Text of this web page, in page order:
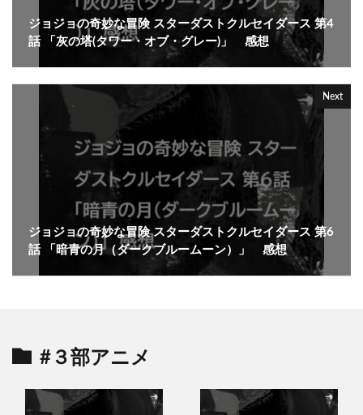
ジョジョの奇妙な冒険 スターダストクルセイダース 第4
話 「灰の塔(タワー・オブ・グレー)」 感想
Next
ジョジョの奇妙な冒険 スターダストクルセイダース 第6
話 「暗青の月（ダークブルームーン）」 感想
#３部アニメ